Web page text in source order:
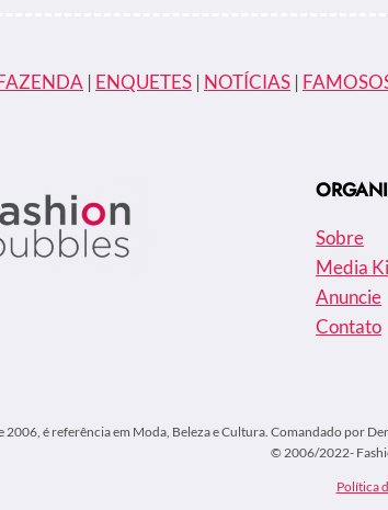
| ENQUETES | NOTÍCIAS |
Sobre
Media
Anuncie
Contato
2006, é referência em Moda, Beleza e Cultura. Comandado por
© 2006/2022-
Política